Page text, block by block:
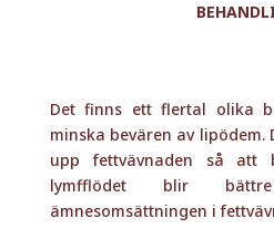
Det finns ett flertal olika
minska bevären av
upp fettvävnaden så att
lymfflödet blir
ämnesomsättningen i